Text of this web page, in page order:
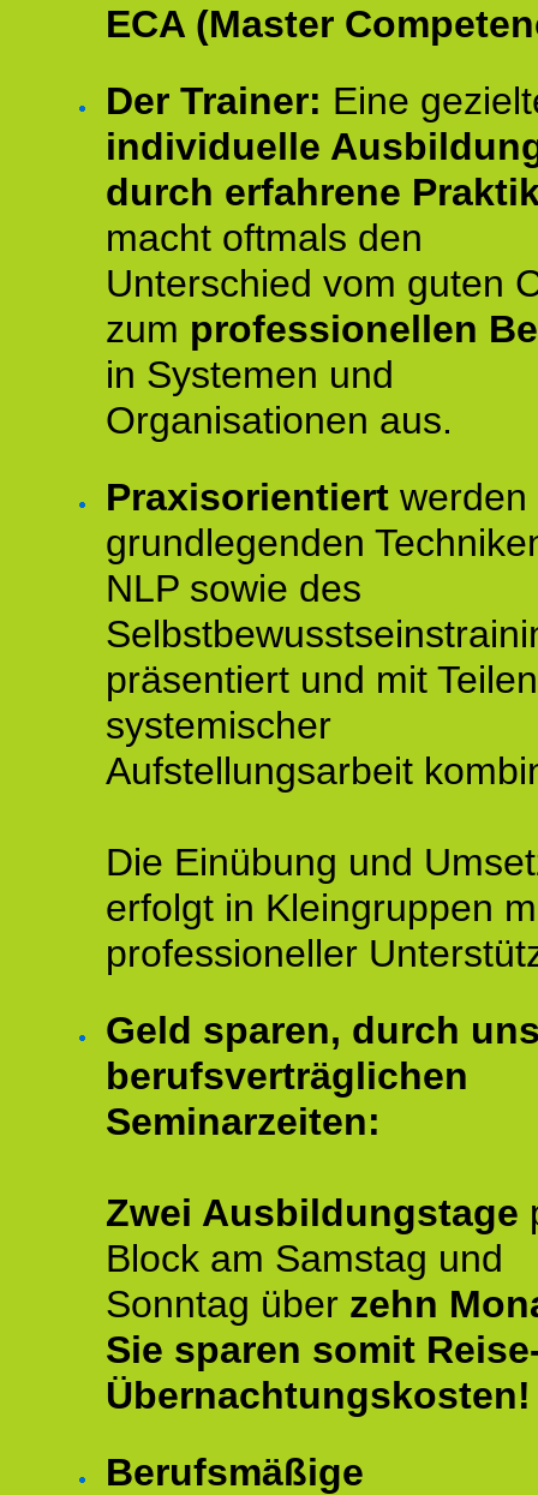
ECA (Master
Der Trainer: Eine
individuelle
durch erfahrene
macht oftmals den
Unterschied vom guten
zum professionellen
in Systemen und
Organisationen aus.
Praxisorientiert werden
grundlegenden
NLP sowie des
präsentiert und mit Teilen
systemischer
Aufstellungsarbeit
Die Einübung und
erfolgt in Kleingruppen
professioneller
Geld sparen, durch
berufsverträglichen
Seminarzeiten:
Zwei Ausbildungstage
Block am Samstag und
Sonntag über zehn
Sie sparen somit
Übernachtungskosten!
Berufsmäßige